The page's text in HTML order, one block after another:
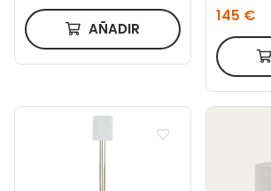
AÑADIR
145 €